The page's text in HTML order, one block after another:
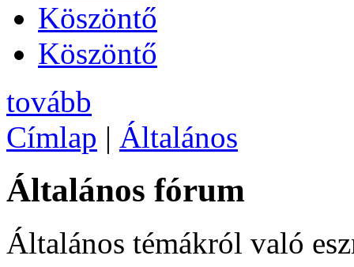
Köszöntő
Köszöntő
tovább
Címlap | Általános
Általános fórum
Általános témákról való